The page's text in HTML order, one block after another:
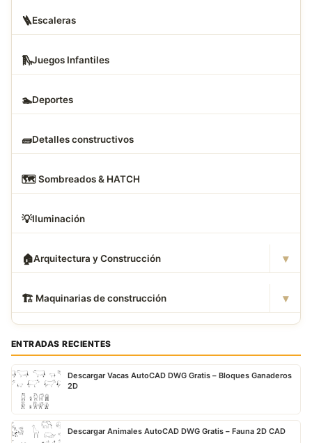
🪜Escaleras
🛝Juegos Infantiles
🏊Deportes
🧱Detalles constructivos
🗺️ Sombreados & HATCH
💡Iluminación
🏠Arquitectura y Construcción ▾
🏗 ️ Maquinarias de construcción ▾
ENTRADAS RECIENTES
Descargar Vacas AutoCAD DWG Gratis – Bloques Ganaderos
2D
Descargar Animales AutoCAD DWG Gratis – Fauna 2D CAD